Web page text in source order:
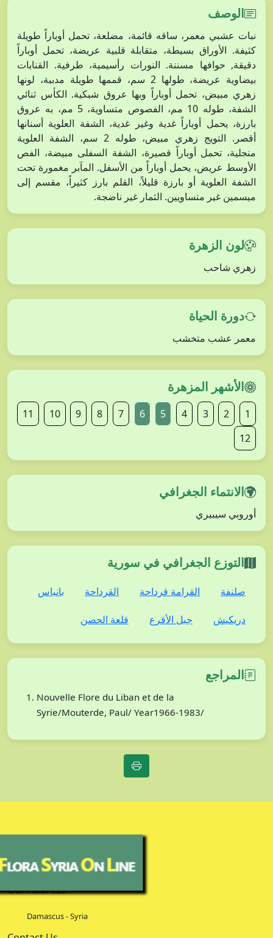
الوصف
نبات عشبي معمر، ساقه قائمة، مضلعة، تحمل أوباراً طويلة
كثيفة. الأوراق بسيطة، متقابلة قلبية عريضة، تحمل أوباراً
دقيقة, حوافها مسننة. النورات رأسيمية، طرفية. القنابات
بيضاوية عريضة، طولها 2 سم، قممها طويلة مدببة، لونها
زهري مبيض، تحمل أوباراً وبها عروق شبكية. الكأس ثنائي
الشفة، طوله 10 مم، الفصوص متساوية، 5 مم، به عروق
بارزة، يحمل أوباراً غدية وغير غدية، الشفة العلوية أسنانها
أقصر. التويج زهري مبيض، طوله 2 سم، الشفة العلوية
منجلية، تحمل أوباراً قصيرة، الشفة السفلى مبيضة، الفص
الأوسط عريض، يحمل أوباراً من الأسفل. المآبر مغمورة تحت
الشفة العلوية أو بارزة قليلاً، القلم بارز كثيراً، مقسم إلى
ميسمين غير متساويين. الثمار غير ناضجة.
لون الزهرة
زهري شاحب
دورة الحياة
معمر عشب متخشب
الأشهر المزهرة
1
2
3
4
5
6
7
8
9
10
11
12
الانتماء الجغرافي
أوروبي سيبيري
التوزع الجغرافي في سورية
صلنفة القرامة قرداحة القرداحة بانياس
دريكيش جبل الأقرع قلعة الحصن
المراجع
Nouvelle Flore du Liban et de la
Syrie/Mouterde, Paul/ Year1966-1983/
Our Address
Damascus - Syria